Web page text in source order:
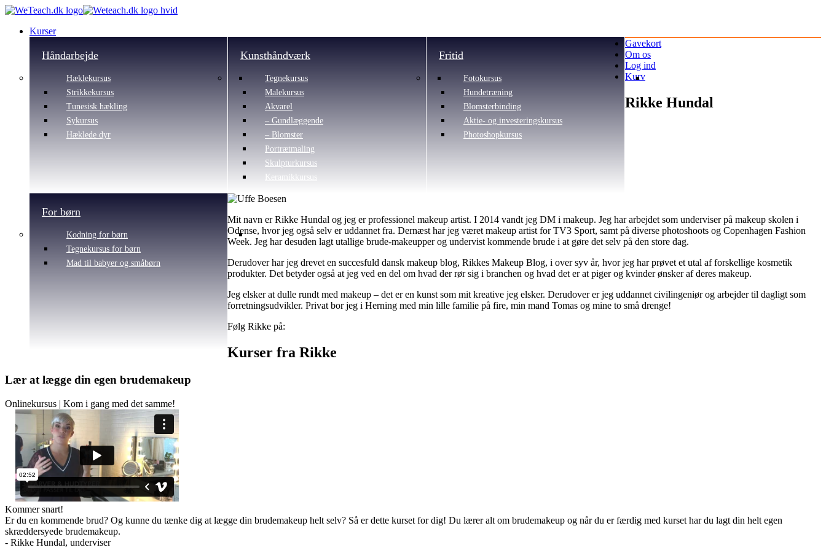
Kurser
Håndarbejde
Hæklekursus
Strikkekursus
Tunesisk hækling
Sykursus
Hæklede dyr
Kunsthåndværk
Tegnekursus
Malekursus
Akvarel
– Gundlæggende
– Blomster
Portrætmaling
Skulpturkursus
Keramikkursus
Fritid
Fotokursus
Hundetræning
Blomsterbinding
Aktie- og investeringskursus
Photoshopkursus
For børn
Kodning for børn
Tegnekursus for børn
Mad til babyer og småbørn
Gavekort
Om os
Log ind
Kurv
Rikke Hundal
Mit navn er Rikke Hundal og jeg er professionel makeup artist. I 2014 vandt jeg DM i makeup. Jeg har arbejdet som underviser på makeup skolen i
Odense, hvor jeg også selv er uddannet fra. Dernæst har jeg været makeup artist for TV3 Sport, samt på diverse photoshoots og Copenhagen Fashion
Week. Jeg har desuden lagt utallige brude-makeupper og undervist kommende brude i at gøre det selv på den store dag.
Derudover har jeg drevet en succesfuld dansk makeup blog, Rikkes Makeup Blog, i over syv år, hvor jeg har prøvet et utal af forskellige kosmetik
produkter. Det betyder også at jeg ved en del om hvad der rør sig i branchen og hvad det er at piger og kvinder ønsker af deres makeup.
Jeg elsker at dulle rundt med makeup – det er en kunst som mit kreative jeg elsker. Derudover er jeg uddannet civilingeniør og arbejder til dagligt som
forretningsudvikler. Privat bor jeg i Herning med min lille familie på fire, min mand Tomas og mine to små drenge!
Følg Rikke på:
Kurser fra Rikke
Lær at lægge din egen brudemakeup
Onlinekursus | Kom i gang med det samme!
Kommer snart!
Er du en kommende brud? Og kunne du tænke dig at lægge din brudemakeup helt selv? Så er dette kurset for dig! Du lærer alt om brudemakeup og når du er færdig med kurset har du lagt din helt egen
skræddersyede brudemakeup.
- Rikke Hundal, underviser